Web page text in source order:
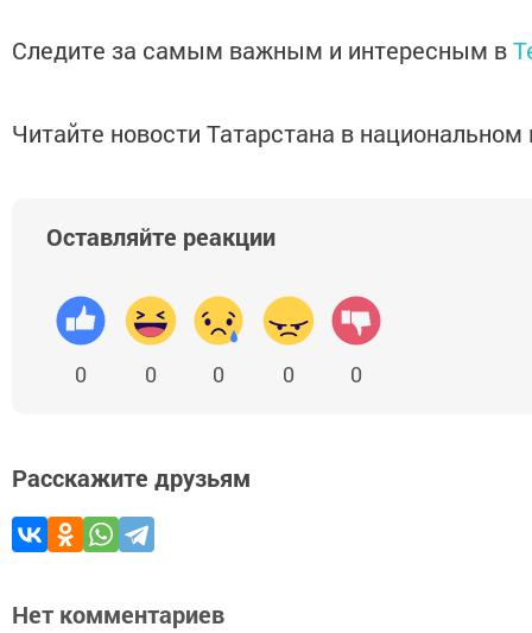
Следите за самым важным и интересным в
Читайте новости Татарстана в
Оставляйте реакции
0 0 0 0 0
Расскажите друзьям
Нет комментариев